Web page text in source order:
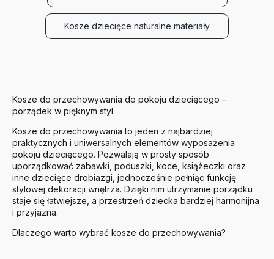
Kosze dziecięce naturalne materiały
Kosze do przechowywania do pokoju dziecięcego –
porządek w pięknym styl
Kosze do przechowywania to jeden z najbardziej
praktycznych i uniwersalnych elementów wyposażenia
pokoju dziecięcego. Pozwalają w prosty sposób
uporządkować zabawki, poduszki, koce, książeczki oraz
inne dziecięce drobiazgi, jednocześnie pełniąc funkcję
stylowej dekoracji wnętrza. Dzięki nim utrzymanie porządku
staje się łatwiejsze, a przestrzeń dziecka bardziej harmonijna
i przyjazna.
Dlaczego warto wybrać kosze do przechowywania?